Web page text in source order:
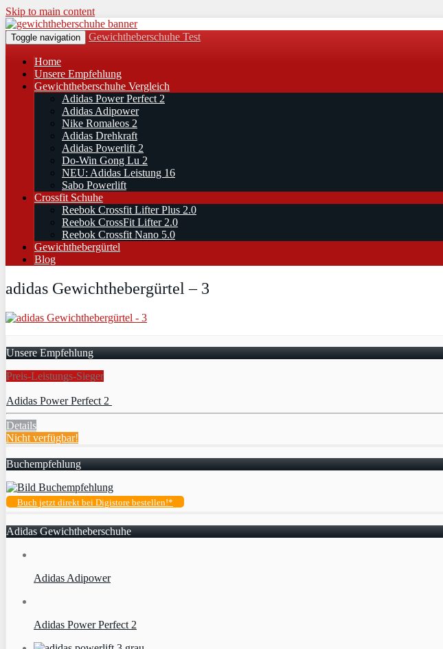
Skip to main content
Toggle navigation Gewichtheberschuhe Test
Home
Unsere Empfehlung
Gewichtheberschuhe Vergleich
Adidas Power Perfect 2
Adidas Adipower
Nike Romaleos 2
Adidas Drehkraft
Adidas Powerlift 2
Do-Win Gong Lu 2
NEU: Adidas Leistung 16
Sabo Powerlift
Crossfit Schuhe
Reebok Crossfit Lifter Plus 2.0
Reebok CrossFit Lifter 2.0
Reebok Crossfit Nano 5.0
Gewichthebergürtel
Blog
adidas Gewichthebergürtel – 3
Unsere Empfehlung
Preis-Leistungs-Sieger
Adidas Power Perfect 2
Details
Nicht verfügbar!
Buchempfehlung
Buch jetzt direkt bei Digistore bestellen!*
Adidas Gewichtheberschuhe
Adidas Adipower
Adidas Power Perfect 2